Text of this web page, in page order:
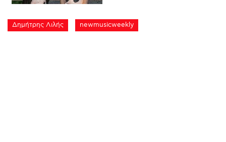
Δημήτρης Λιλής newmusicweekly